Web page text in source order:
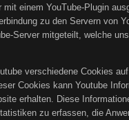
mit einem YouTube-Plugin
zu den Servern von
Server mitgeteilt, welche
verschiedene Cookies
Cookies kann Youtube
erhalten. Diese
zu erfassen, die